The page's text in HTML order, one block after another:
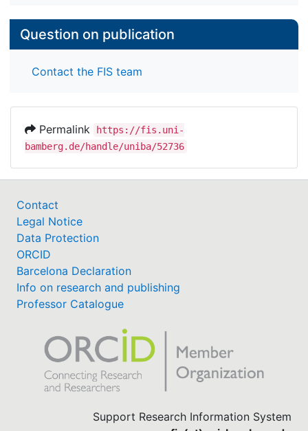
Question on publication
Contact the FIS team
Permalink
https://fis.uni-
bamberg.de/handle/uniba/52736
Contact
Legal Notice
Data Protection
ORCID
Barcelona Declaration
Info on research and publishing
Professor Catalogue
Support Research Information System